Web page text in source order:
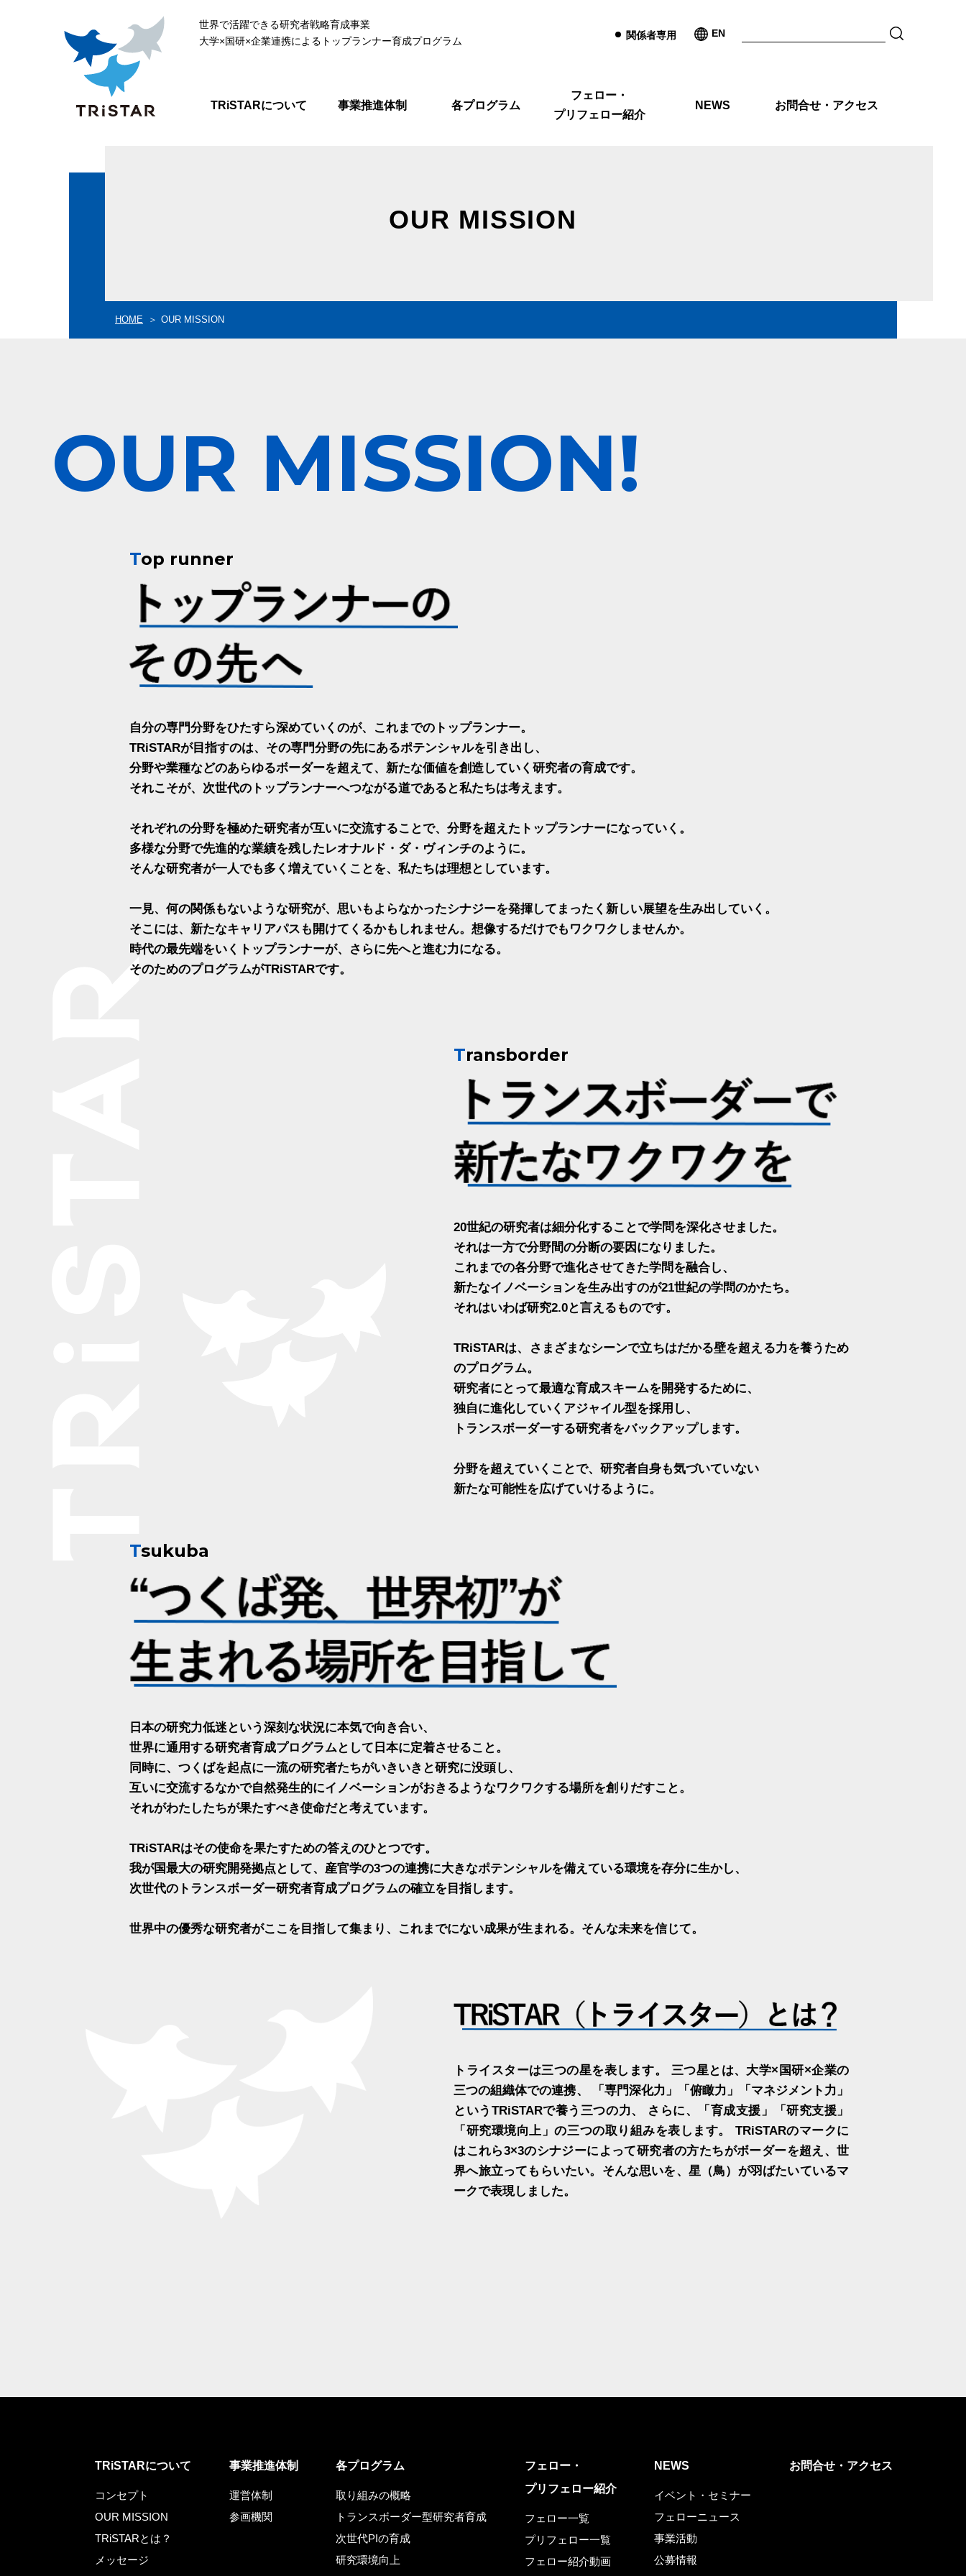
世界で活躍できる研究者戦略育成事業
大学×国研×企業連携によるトップランナー育成プログラム
関係者専用 EN
TRiSTARについて 事業推進体制 各プログラム
フェロー・
プリフェロー紹介
NEWS お問合せ・アクセス
OUR MISSION
HOME OUR MISSION
OUR MISSION!
Top runner
自分の専門分野をひたすら深めていくのが、これまでのトップランナー。
TRiSTARが目指すのは、その専門分野の先にあるポテンシャルを引き出し、
分野や業種などのあらゆるボーダーを超えて、新たな価値を創造していく研究者の育成です。
それこそが、次世代のトップランナーへつながる道であると私たちは考えます。
それぞれの分野を極めた研究者が互いに交流することで、分野を超えたトップランナーになっていく。
多様な分野で先進的な業績を残したレオナルド・ダ・ヴィンチのように。
そんな研究者が一人でも多く増えていくことを、私たちは理想としています。
一見、何の関係もないような研究が、思いもよらなかったシナジーを発揮してまったく新しい展望を生み出していく。
そこには、新たなキャリアパスも開けてくるかもしれません。想像するだけでもワクワクしませんか。
時代の最先端をいくトップランナーが、さらに先へと進む力になる。
そのためのプログラムがTRiSTARです。
Transborder
20世紀の研究者は細分化することで学問を深化させました。
それは一方で分野間の分断の要因になりました。
これまでの各分野で進化させてきた学問を融合し、
新たなイノベーションを生み出すのが21世紀の学問のかたち。
それはいわば研究2.0と言えるものです。
TRiSTARは、さまざまなシーンで立ちはだかる壁を超える力を養うため
のプログラム。
研究者にとって最適な育成スキームを開発するために、
独自に進化していくアジャイル型を採用し、
トランスボーダーする研究者をバックアップします。
分野を超えていくことで、研究者自身も気づいていない
新たな可能性を広げていけるように。
Tsukuba
日本の研究力低迷という深刻な状況に本気で向き合い、
世界に通用する研究者育成プログラムとして日本に定着させること。
同時に、つくばを起点に一流の研究者たちがいきいきと研究に没頭し、
互いに交流するなかで自然発生的にイノベーションがおきるようなワクワクする場所を創りだすこと。
それがわたしたちが果たすべき使命だと考えています。
TRiSTARはその使命を果たすための答えのひとつです。
我が国最大の研究開発拠点として、産官学の3つの連携に大きなポテンシャルを備えている環境を存分に生かし、
次世代のトランスボーダー研究者育成プログラムの確立を目指します。
世界中の優秀な研究者がここを目指して集まり、これまでにない成果が生まれる。そんな未来を信じて。
トライスターは三つの星を表します。 三つ星とは、大学×国研×企業の
三つの組織体での連携、 「専門深化力」「俯瞰力」「マネジメント力」
というTRiSTARで養う三つの力、 さらに、「育成支援」「研究支援」
「研究環境向上」の三つの取り組みを表します。 TRiSTARのマークに
はこれら3×3のシナジーによって研究者の方たちがボーダーを超え、世
界へ旅立ってもらいたい。そんな思いを、星（鳥）が羽ばたいているマ
ークで表現しました。
TRiSTARについて
コンセプト
OUR MISSION
TRiSTARとは？
メッセージ
事業推進体制
運営体制
参画機関
各プログラム
取り組みの概略
トランスボーダー型研究者育成
次世代PIの育成
研究環境向上
フェロー・
プリフェロー紹介
フェロー一覧
プリフェロー一覧
フェロー紹介動画
NEWS
イベント・セミナー
フェローニュース
事業活動
公募情報
お問合せ・アクセス